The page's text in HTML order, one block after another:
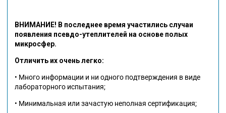
ВНИМАНИЕ! В последнее время участились случаи
появления псевдо-утеплителей на основе полых
микросфер.
Отличить их очень легко:
• Много информации и ни одного подтверждения в виде
лабораторного испытания;
• Минимальная или зачастую неполная сертификация;